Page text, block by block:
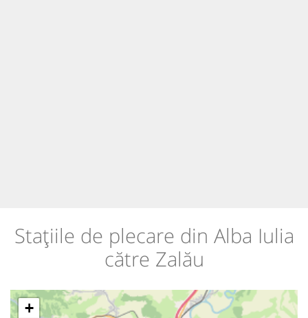
Stațiile de plecare din Alba Iulia
către Zalău
+